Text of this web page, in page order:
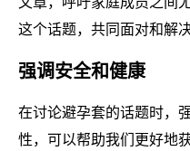
这个话题，共同面对和解
强调安全和健康
在讨论避孕套的话题时，
性，可以帮助我们更好地